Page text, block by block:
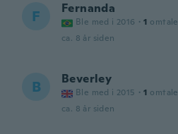
F Fernanda
Ble med i 2016 · 1
ca. 8 år siden
B Beverley
Ble med i 2015 · 1
ca. 8 år siden